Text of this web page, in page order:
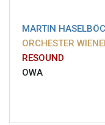
MARTIN
ORCHESTER
RESOUND
OWA